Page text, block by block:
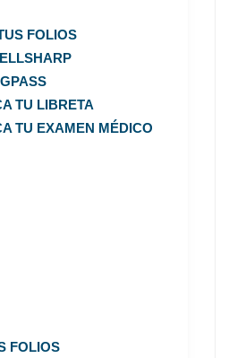
FOLIOS
TU LIBRETA
TU EXAMEN MÉDICO
FOLIOS